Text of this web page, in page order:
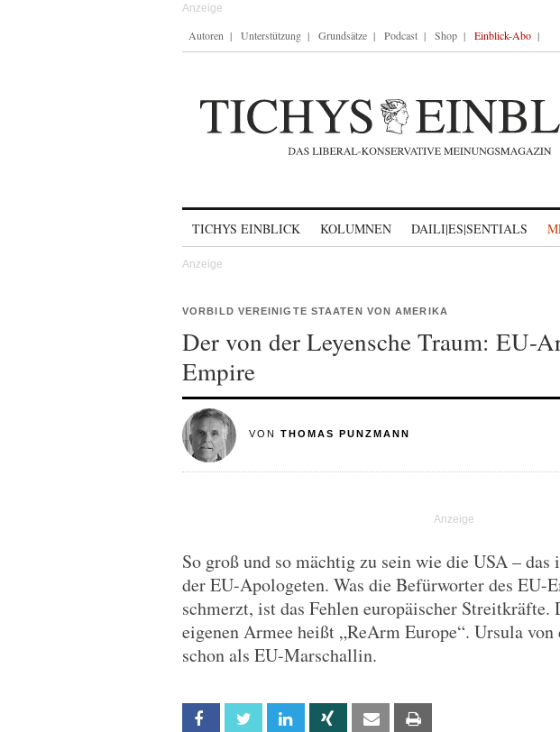
Autoren Unterstützung Grundsätze Podcast Shop Einblick-Abo
TICHYS EINBLICK KOLUMNEN DAILI|ES|SENTIALS
VORBILD VEREINIGTE STAATEN VON AMERIKA
Der von der Leyensche Traum: EU-
Empire
VON THOMAS PUNZMANN
So groß und so mächtig zu sein wie die USA –
der EU-Apologeten. Was die Befürworter des EU-
schmerzt, ist das Fehlen europäischer Streitkräfte.
eigenen Armee heißt „ReArm Europe“. Ursula
schon als EU-Marschallin.
Facebook Twitter Linkedin Xing Email